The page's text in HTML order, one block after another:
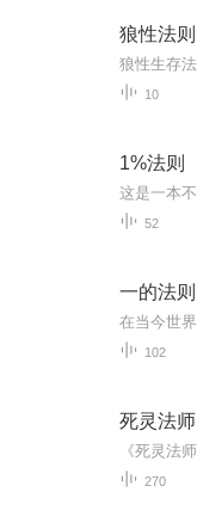
狼性法则
10
1%法则
52
一的法则
102
死灵法师
270